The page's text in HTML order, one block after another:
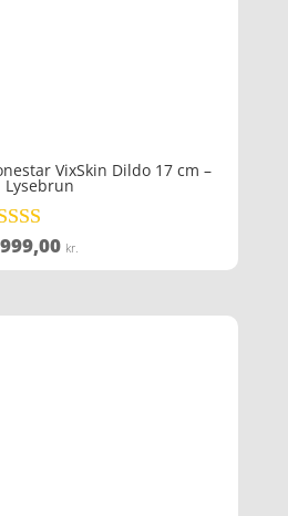
VixSkin Dildo 17 cm –
Lysebrun
Vurderet
4.4
999,00 kr.